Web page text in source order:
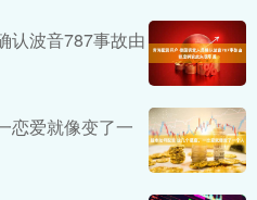
认波音787事故由
恋爱就像变了一